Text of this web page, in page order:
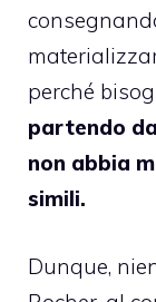
perché
partendo
non abbia
simili.
Dunque,